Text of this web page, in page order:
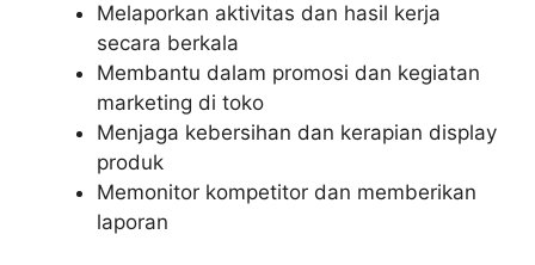
Melaporkan aktivitas dan hasil kerja
secara berkala
Membantu dalam promosi dan kegiatan
marketing di toko
Menjaga kebersihan dan kerapian display
produk
Memonitor kompetitor dan memberikan
laporan